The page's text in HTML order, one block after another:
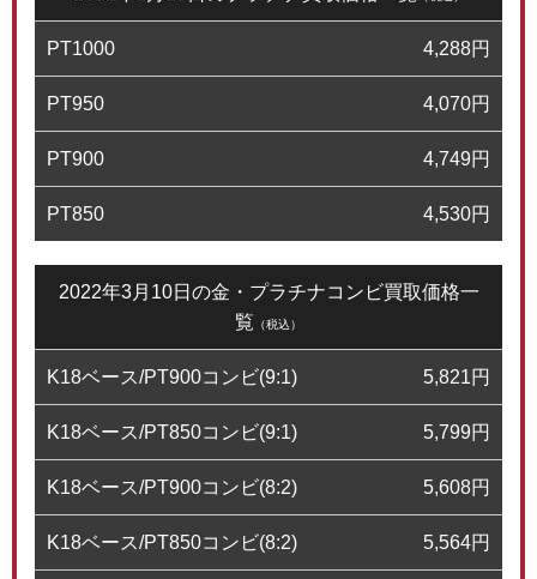
PT1000 4,288円
PT950 4,070円
PT900 4,749円
PT850 4,530円
2022年3月10日の金・プラチナコンビ買取価格一
覧 （税込）
K18ベース/PT900コンビ(9:1) 5,821円
K18ベース/PT850コンビ(9:1) 5,799円
K18ベース/PT900コンビ(8:2) 5,608円
K18ベース/PT850コンビ(8:2) 5,564円